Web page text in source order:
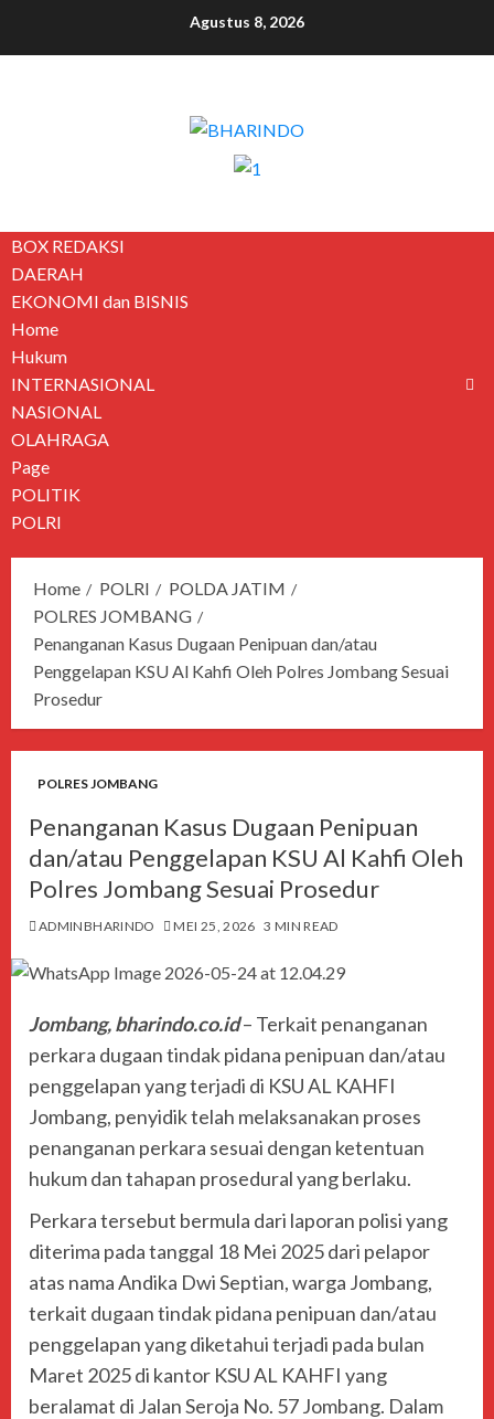
Agustus 8, 2026
BOX REDAKSI
DAERAH
EKONOMI dan BISNIS
Home
Hukum
INTERNASIONAL
NASIONAL
OLAHRAGA
Page
POLITIK
POLRI
Home POLRI
POLDA JATIM
POLRES JOMBANG
Penanganan Kasus Dugaan Penipuan dan/atau
Penggelapan KSU Al Kahfi Oleh Polres Jombang Sesuai
Prosedur
POLRES JOMBANG
Penanganan Kasus Dugaan Penipuan
dan/atau Penggelapan KSU Al Kahfi Oleh
Polres Jombang Sesuai Prosedur
ADMINBHARINDO MEI 25, 2026 3 MIN READ
Jombang, bharindo.co.id– Terkait penanganan
perkara dugaan tindak pidana penipuan dan/atau
penggelapan yang terjadi di KSU AL KAHFI
Jombang, penyidik telah melaksanakan proses
penanganan perkara sesuai dengan ketentuan
hukum dan tahapan prosedural yang berlaku.
Perkara tersebut bermula dari laporan polisi yang
diterima pada tanggal 18 Mei 2025 dari pelapor
atas nama Andika Dwi Septian, warga Jombang,
terkait dugaan tindak pidana penipuan dan/atau
penggelapan yang diketahui terjadi pada bulan
Maret 2025 di kantor KSU AL KAHFI yang
beralamat di Jalan Seroja No. 57 Jombang. Dalam